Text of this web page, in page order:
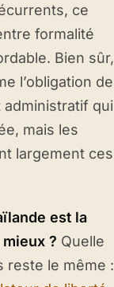
ce
formalité
Bien sûr,
l’obligation de
administratif qui
mais les
largement ces
est la
? Quelle
reste le même :